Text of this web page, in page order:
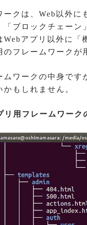
ークは、Web以外
「ブロックチェー
Webアプリ以外に
のフレームワークが
ムワークの中身で
かもしれません。
リ用フレームワー